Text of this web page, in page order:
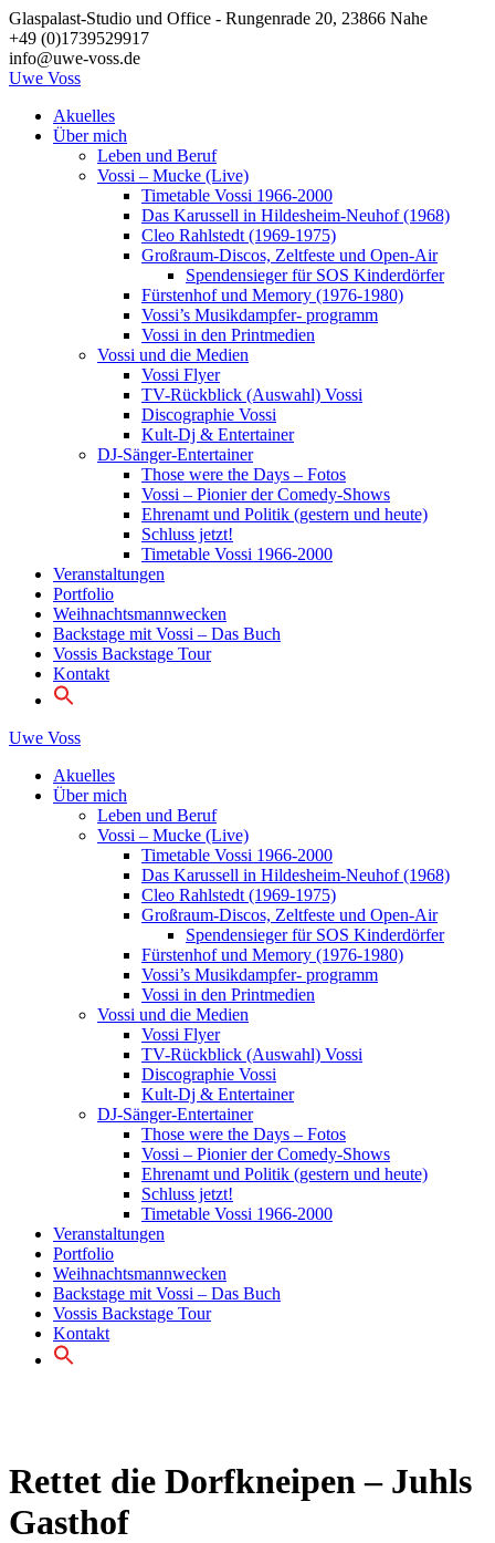
Zum
Inhalt
springen
Glaspalast-Studio und Office - Rungenrade 20, 23866 Nahe
+49 (0)1739529917
info@uwe-voss.de
Uwe Voss
Akuelles
Über mich
Leben und Beruf
Vossi – Mucke (Live)
Timetable Vossi 1966-2000
Das Karussell in Hildesheim-Neuhof (1968)
Cleo Rahlstedt (1969-1975)
Großraum-Discos, Zeltfeste und Open-Air
Spendensieger für SOS Kinderdörfer
Fürstenhof und Memory (1976-1980)
Vossi’s Musikdampfer- programm
Vossi in den Printmedien
Vossi und die Medien
Vossi Flyer
TV-Rückblick (Auswahl) Vossi
Discographie Vossi
Kult-Dj & Entertainer
DJ-Sänger-Entertainer
Those were the Days – Fotos
Vossi – Pionier der Comedy-Shows
Ehrenamt und Politik (gestern und heute)
Schluss jetzt!
Timetable Vossi 1966-2000
Veranstaltungen
Portfolio
Weihnachtsmannwecken
Backstage mit Vossi – Das Buch
Vossis Backstage Tour
Kontakt
Uwe Voss
Akuelles
Über mich
Leben und Beruf
Vossi – Mucke (Live)
Timetable Vossi 1966-2000
Das Karussell in Hildesheim-Neuhof (1968)
Cleo Rahlstedt (1969-1975)
Großraum-Discos, Zeltfeste und Open-Air
Spendensieger für SOS Kinderdörfer
Fürstenhof und Memory (1976-1980)
Vossi’s Musikdampfer- programm
Vossi in den Printmedien
Vossi und die Medien
Vossi Flyer
TV-Rückblick (Auswahl) Vossi
Discographie Vossi
Kult-Dj & Entertainer
DJ-Sänger-Entertainer
Those were the Days – Fotos
Vossi – Pionier der Comedy-Shows
Ehrenamt und Politik (gestern und heute)
Schluss jetzt!
Timetable Vossi 1966-2000
Veranstaltungen
Portfolio
Weihnachtsmannwecken
Backstage mit Vossi – Das Buch
Vossis Backstage Tour
Kontakt
Rettet die Dorfkneipen – Juhls
Gasthof